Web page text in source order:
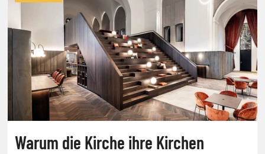
Warum die Kirche ihre Kirchen